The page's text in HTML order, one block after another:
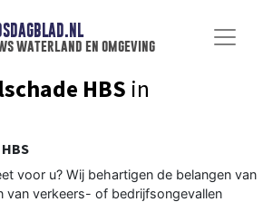
waterland en omgeving
HBS in
voor u? Wij behartigen de belangen van
van verkeers- of bedrijfsongevallen